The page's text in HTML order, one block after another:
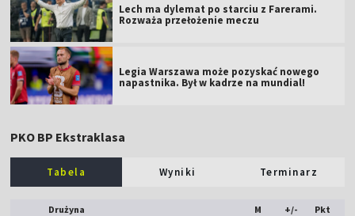
Lech ma dylemat po starciu z Farerami.
Rozważa przełożenie meczu
Legia Warszawa może pozyskać nowego
napastnika. Był w kadrze na mundial!
PKO BP Ekstraklasa
Tabela Wyniki Terminarz
Drużyna M +/- Pkt